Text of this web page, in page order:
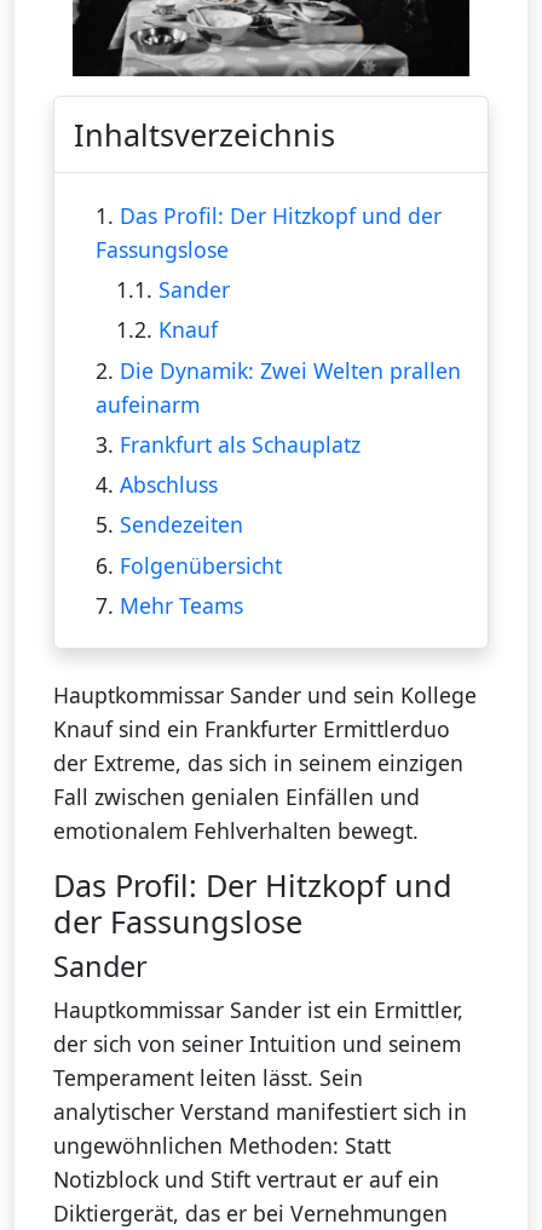
Inhaltsverzeichnis
1. Das Profil: Der Hitzkopf und der
Fassungslose
1.1.Sander
1.2. Knauf
2. Die Dynamik: Zwei Welten prallen
aufeinarm
3. Frankfurt als Schauplatz
4. Abschluss
5. Sendezeiten
6. Folgenübersicht
7. Mehr Teams
Hauptkommissar Sander und sein Kollege
Knauf sind ein Frankfurter Ermittlerduo
der Extreme, das sich in seinem einzigen
Fall zwischen genialen Einfällen und
emotionalem Fehlverhalten bewegt.
Das Profil: Der Hitzkopf und
der Fassungslose
Sander
Hauptkommissar Sander ist ein Ermittler,
der sich von seiner Intuition und seinem
Temperament leiten lässt. Sein
analytischer Verstand manifestiert sich in
ungewöhnlichen Methoden: Statt
Notizblock und Stift vertraut er auf ein
Diktiergerät, das er bei Vernehmungen